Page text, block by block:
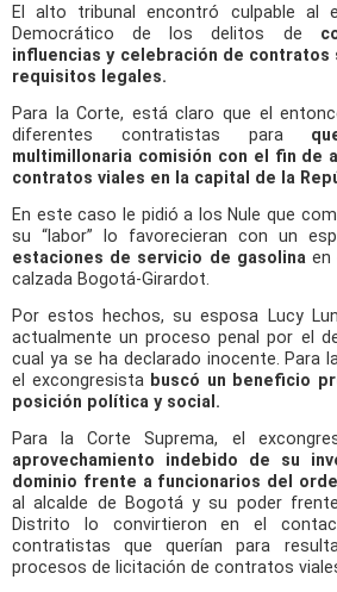
El alto tribunal encontró culpable al
Democrático de los delitos de
influencias y celebración de contratos
requisitos legales.
Para la Corte, está claro que el
diferentes contratistas para
multimillonaria comisión con el fin de
contratos viales en la capital de la
En este caso le pidió a los Nule que
su “labor” lo favorecieran con un
estaciones de servicio de gasolina en
calzada Bogotá-Girardot.
Por estos hechos, su esposa Lucy
actualmente un proceso penal por el
cual ya se ha declarado inocente. Para
el excongresista buscó un beneficio
posición política y social.
Para la Corte Suprema, el
aprovechamiento indebido de su
dominio frente a funcionarios del
al alcalde de Bogotá y su poder
Distrito lo convirtieron en el
contratistas que querían para
procesos de licitación de contratos